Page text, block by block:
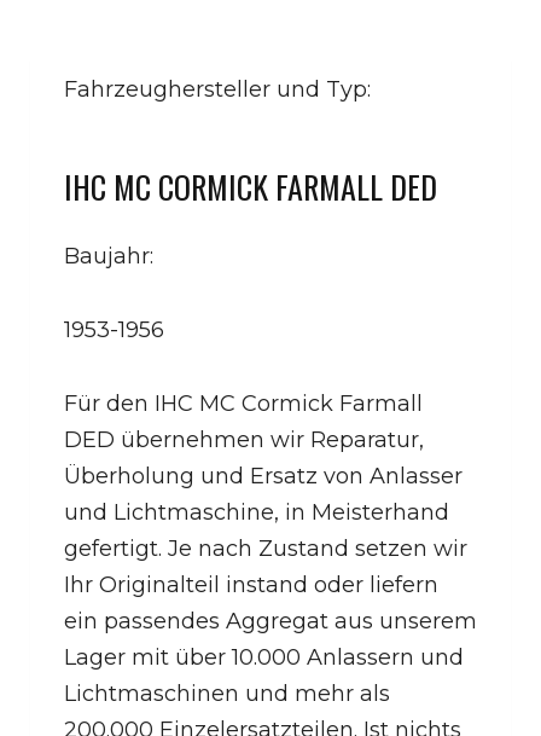
Fahrzeughersteller und Typ:
IHC MC CORMICK FARMALL DED
Baujahr:
1953-1956
Für den IHC MC Cormick Farmall
DED übernehmen wir Reparatur,
Überholung und Ersatz von Anlasser
und Lichtmaschine, in Meisterhand
gefertigt. Je nach Zustand setzen wir
Ihr Originalteil instand oder liefern
ein passendes Aggregat aus unserem
Lager mit über 10.000 Anlassern und
Lichtmaschinen und mehr als
200.000 Einzelersatzteilen. Ist nichts